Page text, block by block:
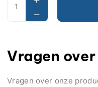
Vragen
Vragen over onze